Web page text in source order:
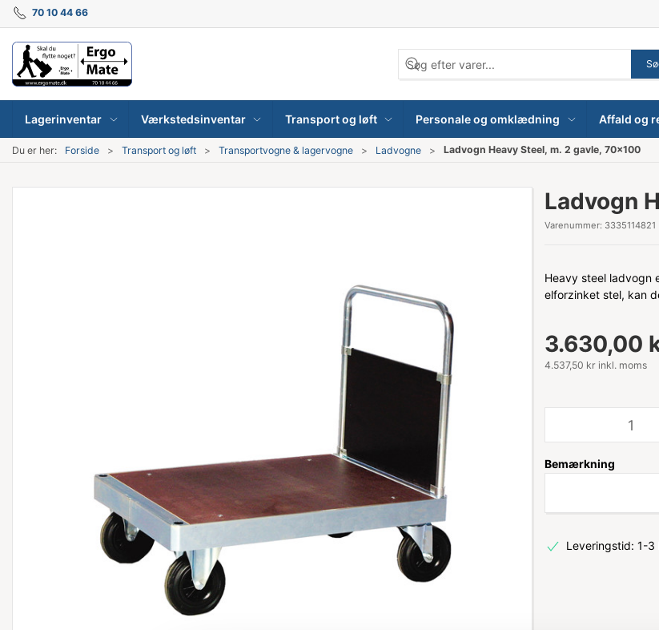
70 10 44 66
Lagerinventar Værkstedsinventar Transport og løft Personale og omklædning Affald og
Du er her: Forside Transport og løft Transportvogne & lagervogne Ladvogne Ladvogn Heavy Steel, m. 2 gavle, 70x100
Ladvogn
Varenummer: 3335114821
Heavy steel ladvogn
elforzinket stel, kan
3.630,00
4.537,50 kr inkl. moms
Bemærkning
Leveringstid: 1-3